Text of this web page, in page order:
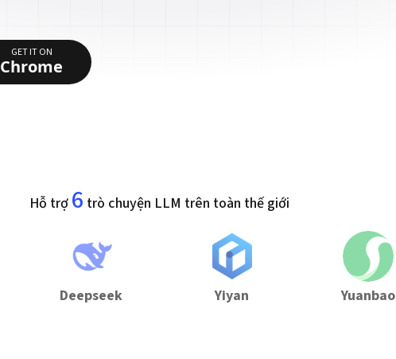
GET IT ON
Chrome
Hỗ trợ 6 trò chuyện LLM trên toàn thế giới
Deepseek Yiyan Yuanbao